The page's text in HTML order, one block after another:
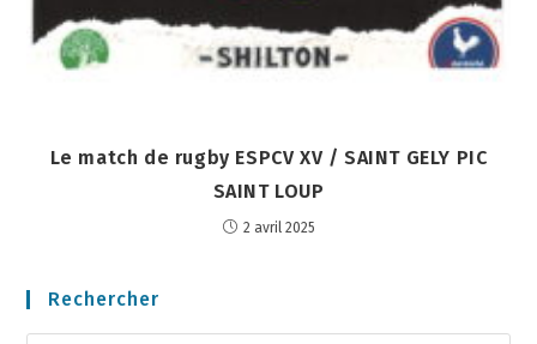
Le match de rugby ESPCV XV / SAINT GELY PIC
SAINT LOUP
2 avril 2025
Rechercher